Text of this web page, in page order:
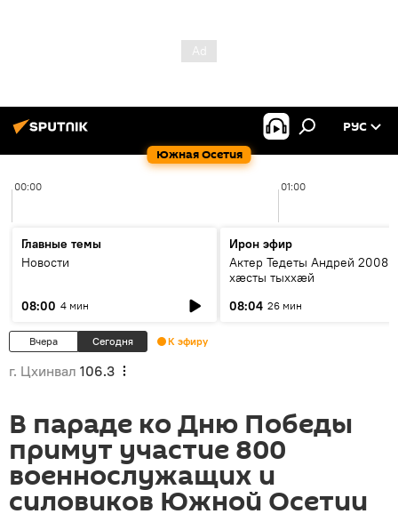
Южная Осетия
РУС
00:00 01:00
Главные темы
Новости
08:00 4 мин
Ирон эфир
Актер Тедеты Андрей 2008
хæсты тыххæй
08:04 26 мин
Вчера Сегодня К эфиру
г. Цхинвал 106.3
В параде ко Дню Победы
примут участие 800
военнослужащих и
силовиков Южной Осетии